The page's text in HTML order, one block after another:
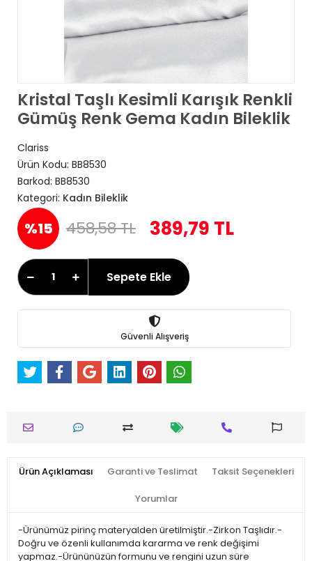
Kristal Taşlı Kesimli Karışık Renkli
Gümüş Renk Gema Kadın Bileklik
Clariss
Ürün Kodu: BB8530
Barkod: BB8530
Kategori: Kadın Bileklik
%15 458,58 TL 389,79 TL
Sepete Ekle
Güvenli Alışveriş
Ürün Açıklaması Garanti ve Teslimat Taksit Seçenekleri
Yorumlar
-Ürünümüz pirinç materyalden üretilmiştir.-Zirkon Taşlıdır.-
Doğru ve özenli kullanımda kararma ve renk değişimi
yapmaz.-Ürününüzün formunu ve rengini uzun süre